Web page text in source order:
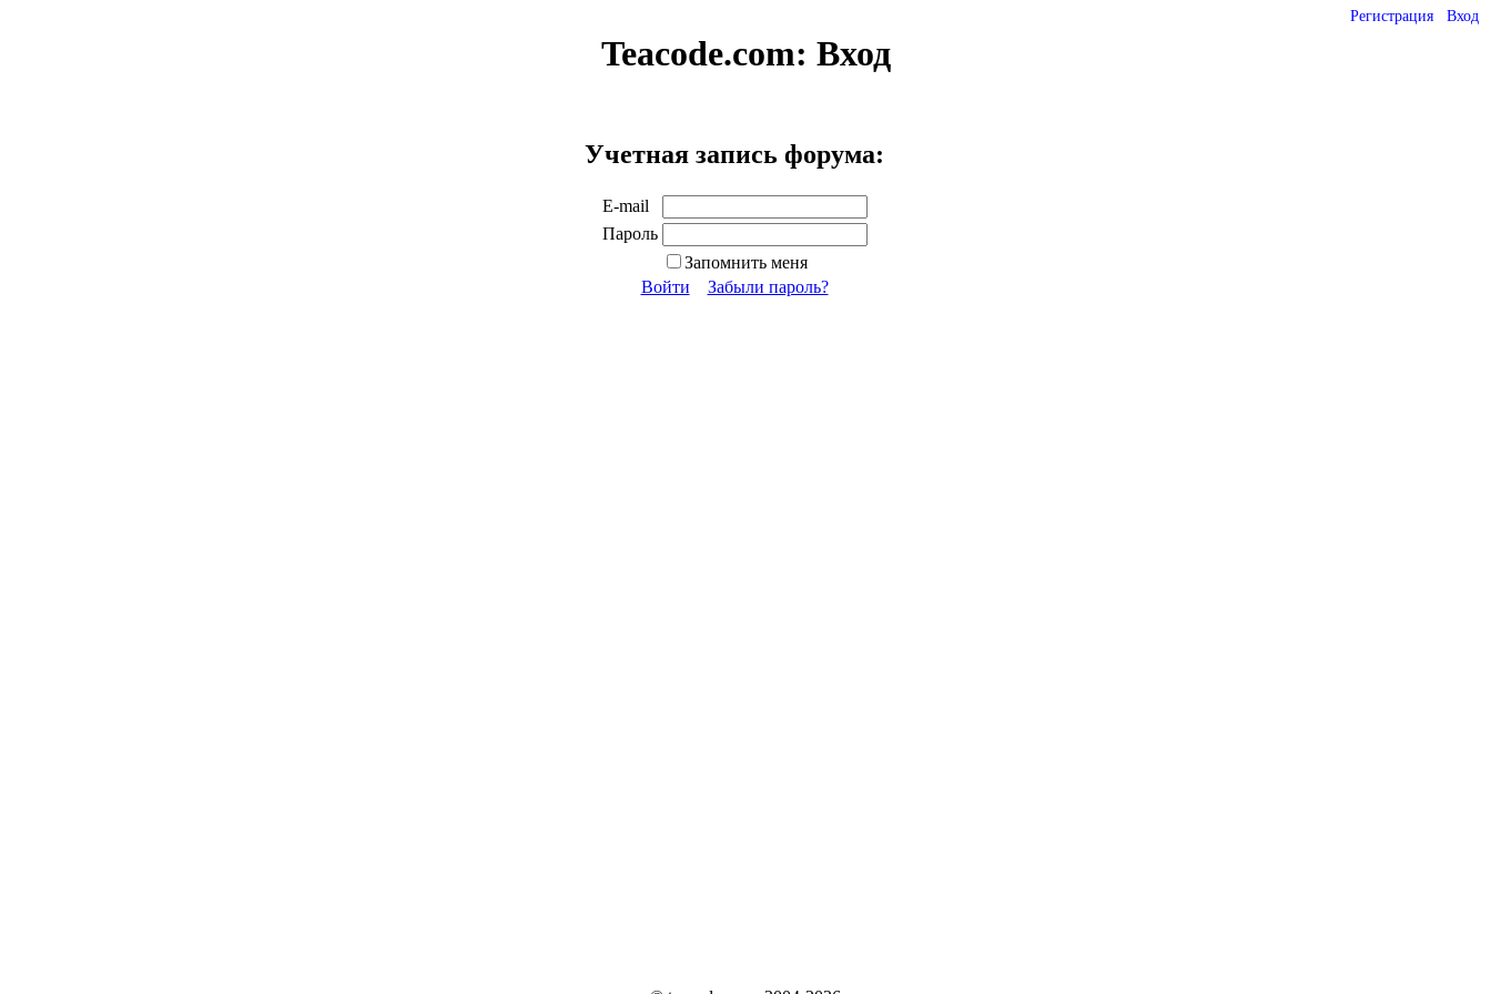
Регистрация Вход
Teacode.com: Вход
Учетная запись форума:
E-mail
Пароль
Запомнить меня
Войти
Забыли пароль?